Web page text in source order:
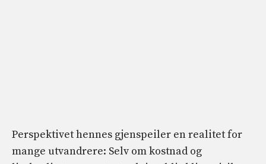
Perspektivet hennes gjenspeiler en realitet for
mange utvandrere: Selv om kostnad og